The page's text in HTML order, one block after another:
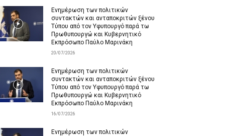
Ενημέρωση των πολιτικών
συντακτών και ανταποκριτών ξένου
Τύπου από τον Υφυπουργό παρά τω
Πρωθυπουργώ και Κυβερνητικό
Εκπρόσωπο Παύλο Μαρινάκη
20/07/2026
Ενημέρωση των πολιτικών
συντακτών και ανταποκριτών ξένου
Τύπου από τον Υφυπουργό παρά τω
Πρωθυπουργώ και Κυβερνητικό
Εκπρόσωπο Παύλο Μαρινάκη
16/07/2026
Ενημέρωση των πολιτικών